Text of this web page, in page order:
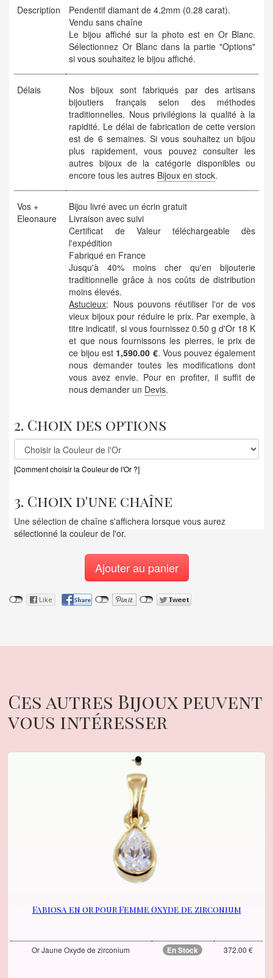
Description
Pendentif diamant de 4.2mm (0.28 carat).
Vendu sans chaîne
Le bijou affiché sur la photo est en Or Blanc.
Sélectionnez Or Blanc dans la partie "Options"
si vous souhaitez le bijou affiché.
Délais
Nos bijoux sont fabriqués par des artisans
bijoutiers français selon des méthodes
traditionnelles. Nous privilégions la qualité à la
rapidité. Le délai de fabrication de cette version
est de 6 semaines. Si vous souhaitez un bijou
plus rapidement, vous pouvez consulter les
autres bijoux de la catégorie disponibles ou
encore tous les autres Bijoux en stock.
Vos +
Eleonaure
Bijou livré avec un écrin gratuit
Livraison avec suivi
Certificat de Valeur téléchargeable dès
l'expédition
Fabriqué en France
Jusqu'à 40% moins cher qu'en bijouterie
traditionnelle grâce à nos coûts de distribution
moins élevés.
Astucieux: Nous pouvons réutiliser l'or de vos
vieux bijoux pour réduire le prix. Par exemple, à
titre indicatif, si vous fournissez 0.50 g d'Or 18 K
et que nous fournissons les pierres, le prix de
ce bijou est 1,590.00 €. Vous pouvez également
nous demander toutes les modifications dont
vous avez envie. Pour en profiter, il suffit de
nous demander un Devis.
2. Choix des options
[Comment choisir la Couleur de l'Or ?]
3. Choix d'une chaîne
Une sélection de chaîne s'affichera lorsque vous aurez
sélectionné la couleur de l'or.
Ajouter au panier
Ces autres Bijoux peuvent
vous intéresser
Fabiosa en or pour Femme Oxyde de zirconium
Or Jaune Oxyde de zirconium En Stock 372.00 €